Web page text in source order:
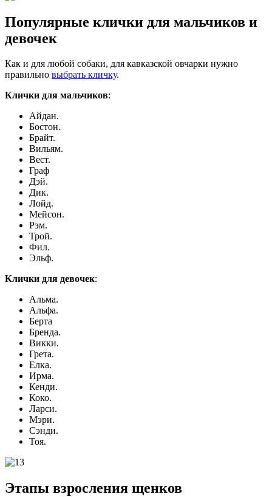
Популярные клички для мальчиков и
девочек
Как и для любой собаки, для кавказской овчарки нужно
правильно выбрать кличку.
Клички для мальчиков:
Айдан.
Бостон.
Брайт.
Вильям.
Вест.
Граф
Дэй.
Дик.
Лойд.
Мейсон.
Рэм.
Трой.
Фил.
Эльф.
Клички для девочек:
Альма.
Альфа.
Берта
Бренда.
Викки.
Грета.
Елка.
Ирма.
Кенди.
Коко.
Ларси.
Мэри.
Сэнди.
Тоя.
Этапы взросления щенков